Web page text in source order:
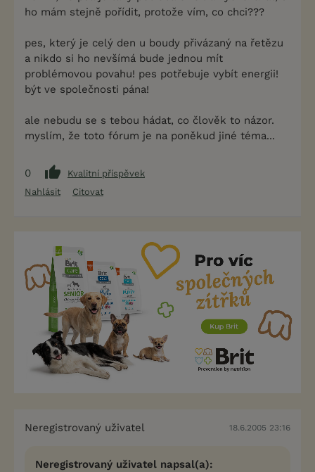
ho mám stejně pořídit, protože vím, co chci???
pes, který je celý den u boudy přivázaný na řetězu
a nikdo si ho nevšímá bude jednou mít
problémovou povahu! pes potřebuje vybít energii!
být ve společnosti pána!
ale nebudu se s tebou hádat, co člověk to názor.
myslím, že toto fórum je na poněkud jiné téma...
0
Kvalitní příspěvek
Nahlásit
Citovat
Neregistrovaný uživatel 18.6.2005 23:16
Neregistrovaný uživatel napsal(a):